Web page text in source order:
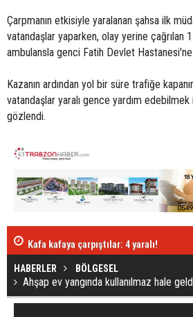
Çarpmanın etkisiyle yaralanan şahsa ilk
vatandaşlar yaparken, olay yerine çağrılan
ambulansla genci Fatih Devlet Hastanesi'ne
Kazanın ardından yol bir süre trafiğe
vatandaşlar yaralı gence yardım
gözlendi.
Kafa kafaya çarpıştılar: 4 yaralı!
HABERLER BÖLGESEL
Ahşap ev yangında kullanılmaz hale